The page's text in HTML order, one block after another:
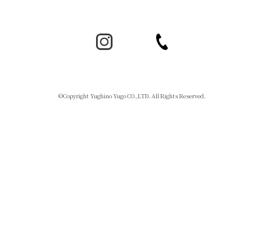
©Copyright Yughino Yugo CO.,LTD. All Rights Reserved.